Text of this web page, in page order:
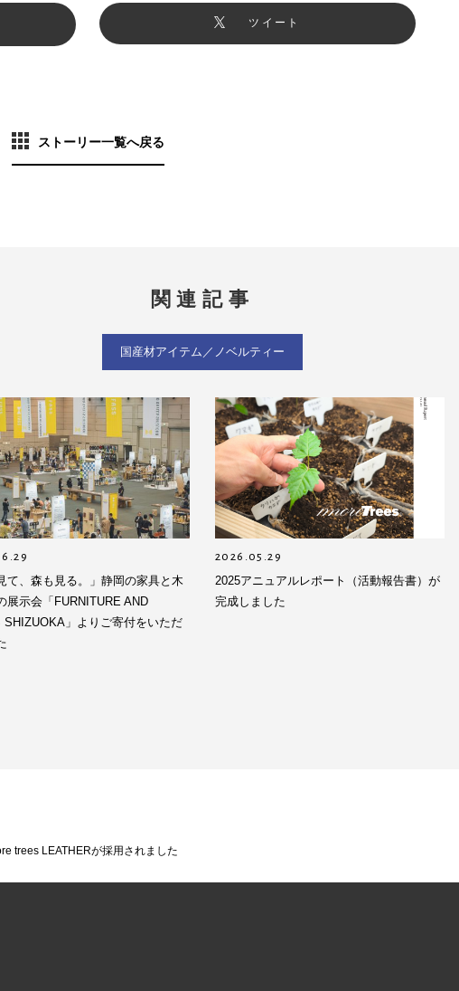
ツイート
ストーリー一覧へ戻る
関連記事
国産材アイテム／ノベルティー
て、森も見る。」静岡の家具と木
展示会「FURNITURE AND
SHIZUOKA」よりご寄付をいただ
2026.05.29
2025アニュアルレポート（活動報告書）が
完成しました
trees LEATHERが採用されました